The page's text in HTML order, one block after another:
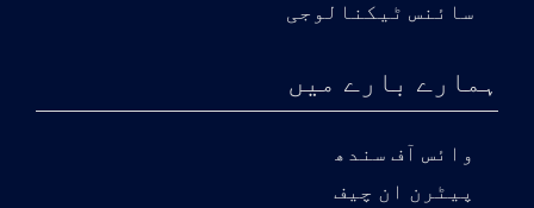
سائنس ٹیکنالوجی
ہمارے بارے میں
وائس آف سندھ
پیٹرن ان چیف